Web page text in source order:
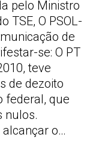
pelo Ministro
TSE, O PSOL-
de
se: O PT
teve
de dezoito
federal, que
nulos.
o…